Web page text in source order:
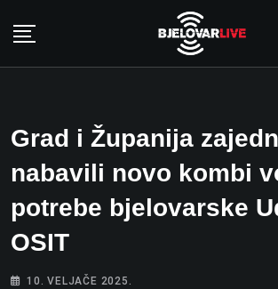
Grad i Županija
nabavili novo kombi
potrebe bjelovarske
OSIT
10. VELJAČE 2025.